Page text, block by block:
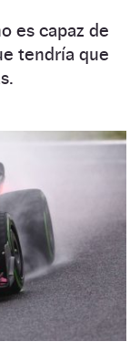
es capaz de
tendría que